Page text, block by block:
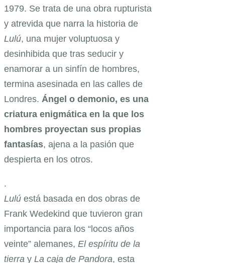
1979. Se trata de una obra rupturista
y atrevida que narra la historia de
Lulú, una mujer voluptuosa y
desinhibida que tras seducir y
enamorar a un sinfín de hombres,
termina asesinada en las calles de
Londres. Ángel o demonio, es una
criatura enigmática en la que los
hombres proyectan sus propias
fantasías, ajena a la pasión que
despierta en los otros.
.
Lulú está basada en dos obras de
Frank Wedekind que tuvieron gran
importancia para los “locos años
veinte” alemanes, El espíritu de la
tierra y La caja de Pandora, esta